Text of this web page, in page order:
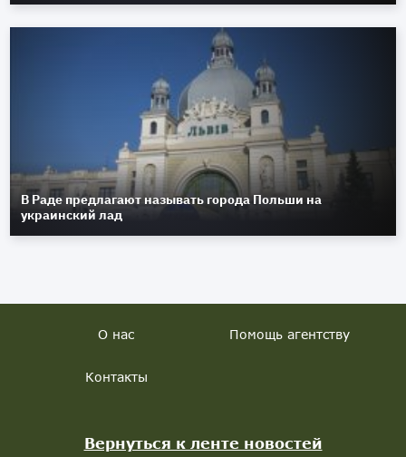
В Раде предлагают называть города Польши на
украинский лад
О нас Помощь агентству
Контакты
Вернуться к ленте новостей